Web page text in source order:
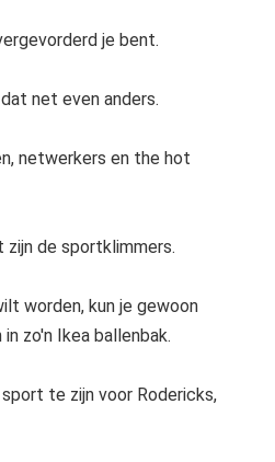
je bent.
net even anders.
netwerkers en the hot
zijn de sportklimmers.
worden, kun je gewoon
zo'n Ikea ballenbak.
te zijn voor Rodericks,